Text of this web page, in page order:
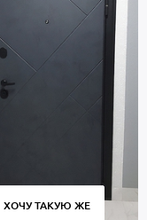
ХОЧУ ТАКУЮ ЖЕ